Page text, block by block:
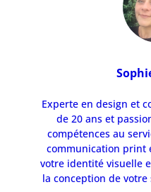
Experte en design et
de 20 ans et
compétences au
communication print
votre identité visuelle
la conception de